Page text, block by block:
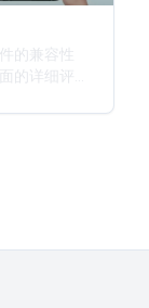
的兼容性
的详细评